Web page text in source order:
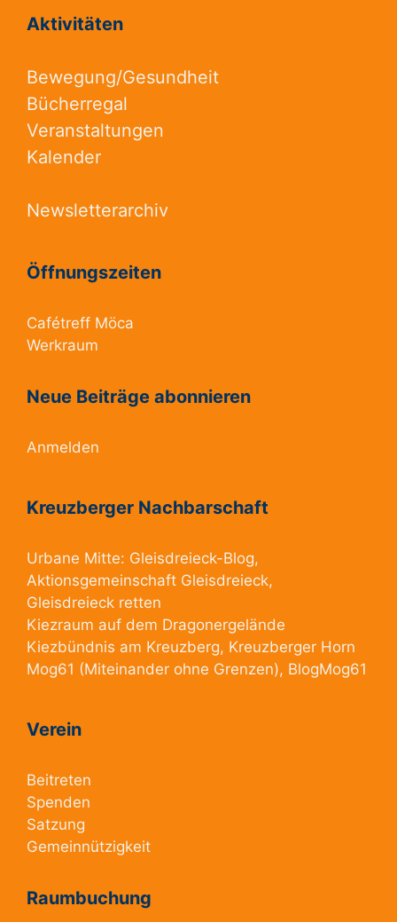
Aktivitäten
Bewegung/Gesundheit
Bücherregal
Veranstaltungen
Kalender
Newsletterarchiv
Öffnungszeiten
Cafétreff Möca
Werkraum
Neue Beiträge abonnieren
Anmelden
Kreuzberger Nachbarschaft
Urbane Mitte: Gleisdreieck-Blog,
Aktionsgemeinschaft Gleisdreieck,
Gleisdreieck retten
Kiezraum auf dem Dragonergelände
Kiezbündnis am Kreuzberg, Kreuzberger Horn
Mog61 (Miteinander ohne Grenzen), BlogMog61
Verein
Beitreten
Spenden
Satzung
Gemeinnützigkeit
Raumbuchung